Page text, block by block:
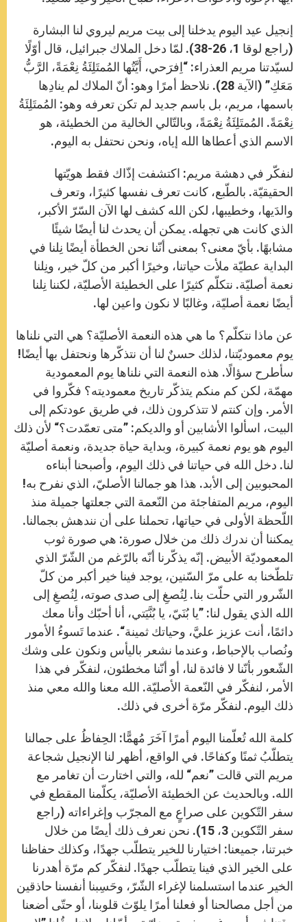
p e k
إنجيل عيد اليوم يدخلنا إلى بيت مريم ليروي لنا البشارة
(راجع لوقا 1، 26-38). لمّا دخل الملاك جبرائيل، قال أوّلًا
لسيّدتنا مريم العذراء: “اِفرَحي، أَيَّتُها المُمتَلِئَةُ نِعْمَةً، الرَّبُّ
مَعَكِ” (الآية 28). نلاحظ أمرًا وهو: أنّ الملاك لم ينادِها
باسمها، مريم، بل باسم جديد لم تكن تعرفه وهو: المُمتَلِئَةُ
نِعْمَةً. المُمتَلِئَةُ نِعْمَةً، وبالتّالي الخالية من الخطيئة، هو
الاسم الذي أعطاها الله إياه، ونحن نحتفل به اليوم.
لنفكّر في دهشة مريم: اكتشفت إذّاك فقط هويّتها
الحقيقيّة. بالطّبع، كانت تعرف نفسها كثيرًا، وتعرف
والدَيها، وخطيبها، لكن الله كشف لها الآن السّرّ الأكبر،
الذي كانت هي تجهله. يمكن أن يحدث لنا أيضًا شيئًا
مشابهًا. بأيّ معنى؟ بمعنى أنّنا نحن الخطأة أيضًا نِلنا في
البداية عطيّة ملأت حياتنا، وخيرًا أكبر من كلّ خير، ونِلنا
نعمة أصليّة. نتكلّم كثيرًا على الخطيئة الأصليّة، لكننا نِلنا
أيضًا نعمة أصليّة، وغالبًا لا نكون واعين لها.
عن ماذا نتكلّم؟ ما هي هذه النعمة الأصليّة؟ هي التي نلناها
يوم معموديّتنا، لذلك حسنٌ لنا أن نتذكّرها ونحتفل بها أيضًا!
سأطرح سؤالًا. هذه النعمة التي نلناها يوم المعمودية
مهمّة، لكن كم منكم يتذكّر تاريخ معموديته؟ فكّروا في
الأمر. وإن كنتم لا تتذكرون ذلك، في طريق عودتكم إلى
البيت، اسألوا الأشابين أو والديكم: ”متى تعمّدت؟“ لأن ذلك
اليوم هو يوم نعمة كبيرة، وبداية حياة جديدة، ونعمة أصليّة
لنا. دخل الله في حياتنا في ذلك اليوم، وأصبحنا أبناءه
المحبوبين إلى الأبد. هذا هو جمالنا الأصليّ، الذي نفرح به!
اليوم، مريم المتفاجئة من النّعمة التي جعلتها جميلة منذ
اللّحظة الأولى في حياتها، تحملنا على أن نندهش بجمالنا.
يمكننا أن ندرك ذلك من خلال صورة: هي صورة ثوب
المعموديّة الأبيض. إنّه يذكّرنا أنّه بالرّغم من الشّرّ الذي
تلطّخنا به على مرّ السّنين، يوجد فينا خير أكبر من كلّ
الشّرور التي حلّت بنا. لِنُصغِ إلى صدى صوته، لِنُصغِ إلى
الله الذي يقول لنا: ”يا بُنَيّ، يا بُنَّيَتي، أنا أحبّك وأنا معك
دائمًا، أنت عزيز عليَّ، وحياتك ثمينة“. عندما تَسوءُ الأمور
ونُصاب بالإحباط، وعندما نشعر باليأس ونكون على وشك
الشّعور بأنّنا لا فائدة لنا، أو أنّنا مخطئون، لنفكّر في هذا
الأمر، لنفكّر في النّعمة الأصليّة. الله معنا والله معي منذ
ذلك اليوم. لنفكّر مرّة أخرى في ذلك.
كلمة الله تُعلّمنا اليوم أمرًا آخَرَ مُهمًّا: الحِفاظُ على جمالنا
يتطلّبُ ثمنًا وكفاحًا. في الواقع، أظهر لنا الإنجيل شجاعة
مريم التي قالت ”نعم“ لله، والتي اختارت أن تغامر مع
الله. وبالحديث عن الخطيئة الأصليّة، يكلّمنا المقطع في
سفر التّكوين على صراعٍ مع المجرّب وإغراءاته (راجع
سفر التّكوين 3، 15). نحن نعرف ذلك أيضًا من خلال
خبرتنا، جميعنا: اختيارنا للخير يتطلّب جهدًا، وكذلك حفاظنا
على الخير الذي فينا يتطلّب جهدًا. لنفكّر كم مرّة أهدرنا
الخير عندما استسلمنا لإغراء الشّرّ، وحَسِبنا أنفسنا حاذقين
من أجل مصالحنا أو فعلنا أمرًا يلوّث قلوبنا، أو حتّى أضعنا